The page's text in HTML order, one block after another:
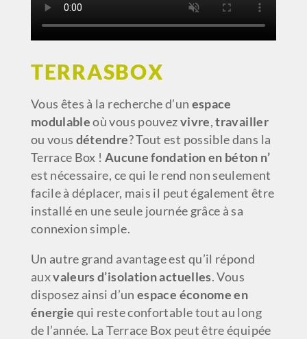
TERRASBOX
Vous êtes à la recherche d’un espace
modulableoù vous pouvezvivre,travailler
ou vous détendre? Tout est possible dans la
Terrace Box ! Aucune fondation en béton n’
est nécessaire, ce qui le rend non seulement
facile à déplacer, mais il peut également être
installé en une seule journée grâce à sa
connexion simple.
Un autre grand avantage est qu’il répond
auxvaleurs d’isolation actuelles. Vous
disposez ainsi d’un espace économe en
énergie qui reste confortable tout au long
de l’année. La Terrace Box peut être équipée